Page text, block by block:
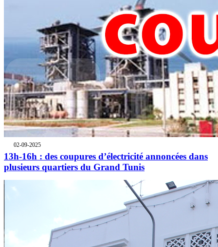
02-09-2025
13h-16h : des coupures d’électricité annoncées dans
plusieurs quartiers du Grand Tunis